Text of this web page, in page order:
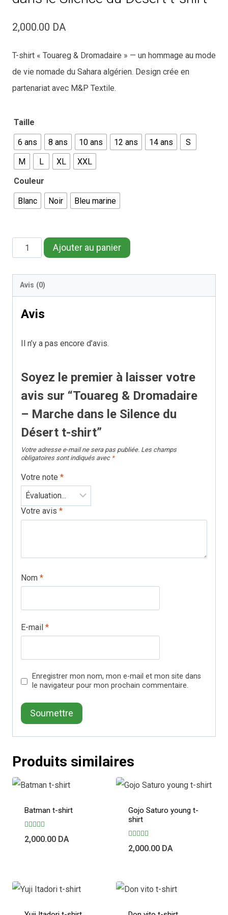
2,000.00 DA
T-shirt « Touareg & Dromadaire » — un hommage au mode
de vie nomade du Sahara algérien. Design crée en
partenariat avec M&P Textile.
Taille
6 ans 8 ans 10 ans 12 ans 14 ans
S
M
L XL XXL
Couleur
Blanc Noir Bleu marine
quantité
de
Touareg
&
Dromadaire
Marche
Silence
shirt
Ajouter au panier
Avis (0)
Avis
Il n’y a pas encore d’avis.
Soyez le premier à laisser votre
avis sur “Touareg & Dromadaire
– Marche dans le Silence du
Désert t-shirt”
Votre adresse e-mail ne sera pas publiée. Les champs
obligatoires sont indiqués avec *
Votre note *
Votre avis *
Nom *
E-mail *
Enregistrer mon nom, mon e-mail et mon site dans
le navigateur pour mon prochain commentaire.
Produits similaires
Batman t-shirt
Note
5.00
2,000.00 DA
Gojo Saturo young t-
shirt
Note
4.00
2,000.00 DA